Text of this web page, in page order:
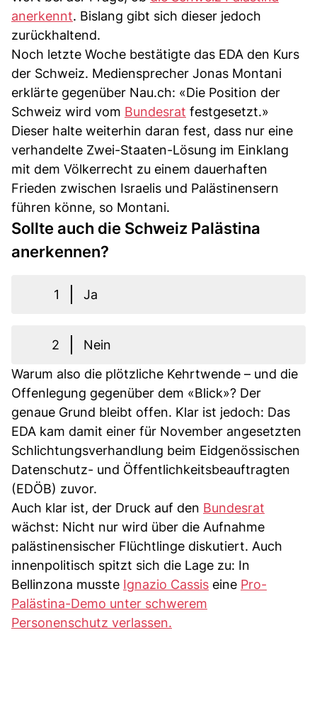
anerkennt. Bislang gibt sich dieser jedoch
zurückhaltend.
Noch letzte Woche bestätigte das EDA den Kurs
der Schweiz. Mediensprecher Jonas Montani
erklärte gegenüber Nau.ch: «Die Position der
Schweiz wird vom Bundesrat festgesetzt.»
Dieser halte weiterhin daran fest, dass nur eine
verhandelte Zwei-Staaten-Lösung im Einklang
mit dem Völkerrecht zu einem dauerhaften
Frieden zwischen Israelis und Palästinensern
führen könne, so Montani.
Sollte auch die Schweiz Palästina
anerkennen?
1 Ja
2
Nein
Warum also die plötzliche Kehrtwende – und die
Offenlegung gegenüber dem «Blick»? Der
genaue Grund bleibt offen. Klar ist jedoch: Das
EDA kam damit einer für November angesetzten
Schlichtungsverhandlung beim Eidgenössischen
Datenschutz- und Öffentlichkeitsbeauftragten
(EDÖB) zuvor.
Auch klar ist, der Druck auf den Bundesrat
wächst: Nicht nur wird über die Aufnahme
palästinensischer Flüchtlinge diskutiert. Auch
innenpolitisch spitzt sich die Lage zu: In
Bellinzona musste Ignazio Cassis eine Pro-
Palästina-Demo unter schwerem
Personenschutz verlassen.